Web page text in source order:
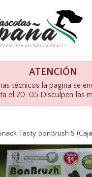
ATENCIÓN
técnicos la pagina se
el 20-05 Disculpen las
Tasty BonBrush S